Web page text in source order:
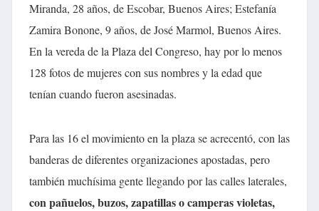
Miranda, 28 años, de Escobar, Buenos Aires; Estefanía
Zamira Bonone, 9 años, de José Marmol, Buenos Aires.
En la vereda de la Plaza del Congreso, hay por lo menos
128 fotos de mujeres con sus nombres y la edad que
tenían cuando fueron asesinadas.
Para las 16 el movimiento en la plaza se acrecentó, con las
banderas de diferentes organizaciones apostadas, pero
también muchísima gente llegando por las calles laterales,
con pañuelos, buzos, zapatillas o camperas violetas,